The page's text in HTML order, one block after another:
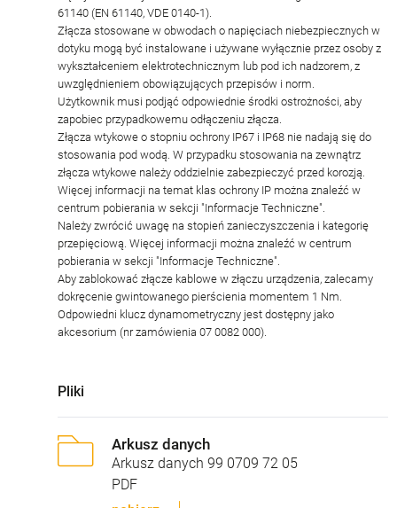
61140 (EN 61140, VDE 0140-1).
Złącza stosowane w obwodach o napięciach niebezpiecznych w
dotyku mogą być instalowane i używane wyłącznie przez osoby z
wykształceniem elektrotechnicznym lub pod ich nadzorem, z
uwzględnieniem obowiązujących przepisów i norm.
Użytkownik musi podjąć odpowiednie środki ostrożności, aby
zapobiec przypadkowemu odłączeniu złącza.
Złącza wtykowe o stopniu ochrony IP67 i IP68 nie nadają się do
stosowania pod wodą. W przypadku stosowania na zewnątrz
złącza wtykowe należy oddzielnie zabezpieczyć przed korozją.
Więcej informacji na temat klas ochrony IP można znaleźć w
centrum pobierania w sekcji "Informacje Techniczne".
Należy zwrócić uwagę na stopień zanieczyszczenia i kategorię
przepięciową. Więcej informacji można znaleźć w centrum
pobierania w sekcji "Informacje Techniczne".
Aby zablokować złącze kablowe w złączu urządzenia, zalecamy
dokręcenie gwintowanego pierścienia momentem 1 Nm.
Odpowiedni klucz dynamometryczny jest dostępny jako
akcesorium (nr zamówienia 07 0082 000).
Pliki
Arkusz danych
Arkusz danych 99 0709 72 05
PDF